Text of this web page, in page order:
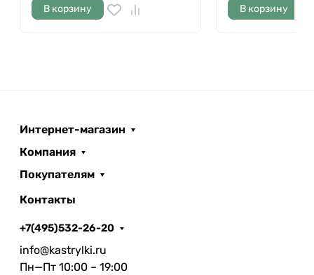
В корзину В корзину
Интернет-магазин
Компания
Покупателям
Контакты
+7(495)532-26-20
info@kastrylki.ru
Пн—Пт 10:00 – 19:00